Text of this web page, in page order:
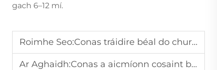
gach 6–12 mí.
Roimhe Seo:Conas tráidire béal do chur in oiriúnú do bhuailt?
Ar Aghaidh:Conas a aicmíonn cosaint béal do snórála suíomh an ghiobáin chun snóráil a stopadh?